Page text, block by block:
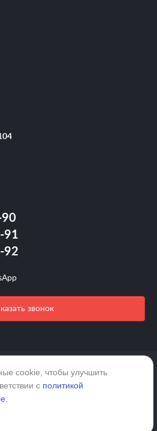
cookie, чтобы улучшить
с политикой
91
92
звонок
права защищены.
Карта сайта